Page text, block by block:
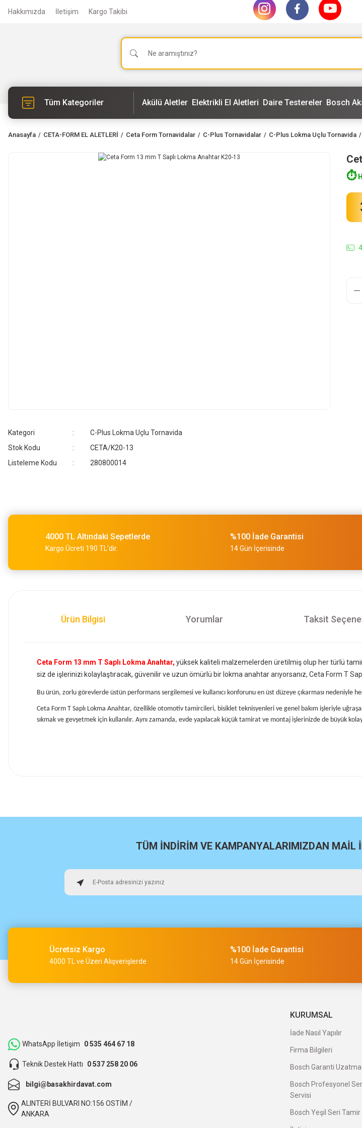
Hakkımızda İletişim Kargo Takibi
Tüm Kategoriler Akülü Aletler Elektrikli El Aletleri Daire Testereler Bosch
Anasayfa CETA-FORM EL ALETLERİ Ceta Form Tornavidalar C-Plus Tornavidalar C-Plus Lokma Uçlu Tornavida
Kategori
C-Plus Lokma Uçlu Tornavida
Stok Kodu
CETA/K20-13
Listeleme Kodu
280800014
⏱️
4000 TL Altındaki Sepetlerde
Kargo Ücreti 190 TL'dir.
%100 İade Garantisi
14 Gün İçerisinde
Ürün Bilgisi Yorumlar Taksit
Ceta Form 13 mm T Saplı Lokma Anahtar, yüksek kaliteli malzemelerden üretilmiş olup her türlü
siz de işlerinizi kolaylaştıracak, güvenilir ve uzun ömürlü bir lokma anahtar arıyorsanız, Ceta Form T
Bu ürün, zorlu görevlerde üstün performans sergilemesi ve kullanıcı konforunu en üst düzeye çıkarması nedeniyle
Ceta Form T Saplı Lokma Anahtar, özellikle otomotiv tamircileri, bisiklet teknisyenleri ve genel bakım işleriyle
sıkmak ve gevşetmek için kullanılır. Aynı zamanda, evde yapılacak küçük tamirat ve montaj işlerinizde de büyük
Osman Alper | 15/05/2026
Müşteri iletişimi kusursuz birde ürün siparişini veriyoruz teslimi 24 saat sürmüyor
ilgili satıcı,güzel paketleme,hızlı kargolama. sıkıntısız bir alışveriş oldu.
O... B... | 07/03/2026
bunca zaman kendimize eziyet etmişiz aslında.
TÜM İNDİRİM VE KAMPANYALARIMIZDAN MAİL
Ücretsiz Kargo
4000 TL ve Üzeri Alışverişlerde
%100 İade Garantisi
14 Gün İçerisinde
WhatsApp İletişim 0 535 464 67 18
Teknik Destek Hattı 0 537 258 20 06
bilgi@basakhirdavat.com
ALINTERİ BULVARI NO:156 OSTİM /
ANKARA
KURUMSAL
İade Nasıl Yapılır
Firma Bilgileri
Bosch Garanti Uzatma
Bosch Profesyonel
Servisi
Bosch Yeşil Seri Tamir